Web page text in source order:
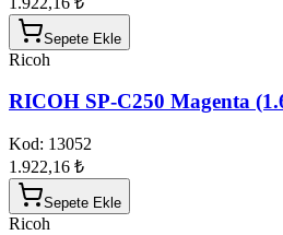
Sepete Ekle
Ricoh
RICOH SP-C250 Magenta
Kod: 13052
1.922,16 ₺
Sepete Ekle
Ricoh